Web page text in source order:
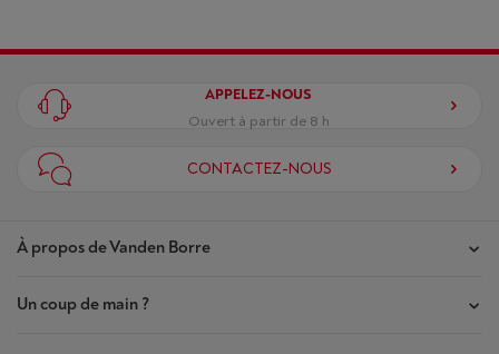
À propos de Vanden Borre
Nos magasins
Un coup de main ?
APPELEZ-NOUS
Ouvert à partir de 8 h
CONTACTEZ-NOUS